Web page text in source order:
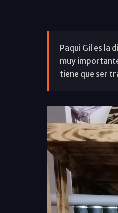
Paqui Gil es la
muy
tiene que ser